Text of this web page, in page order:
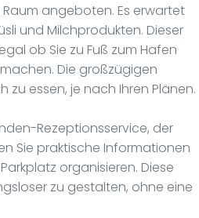
angeboten. Es erwartet
und Milchprodukten. Dieser
ob Sie zu Fuß zum Hafen
Die großzügigen
zu essen, je nach Ihren Plänen.
Rezeptionsservice, der
Sie praktische Informationen
organisieren. Diese
zu gestalten, ohne eine